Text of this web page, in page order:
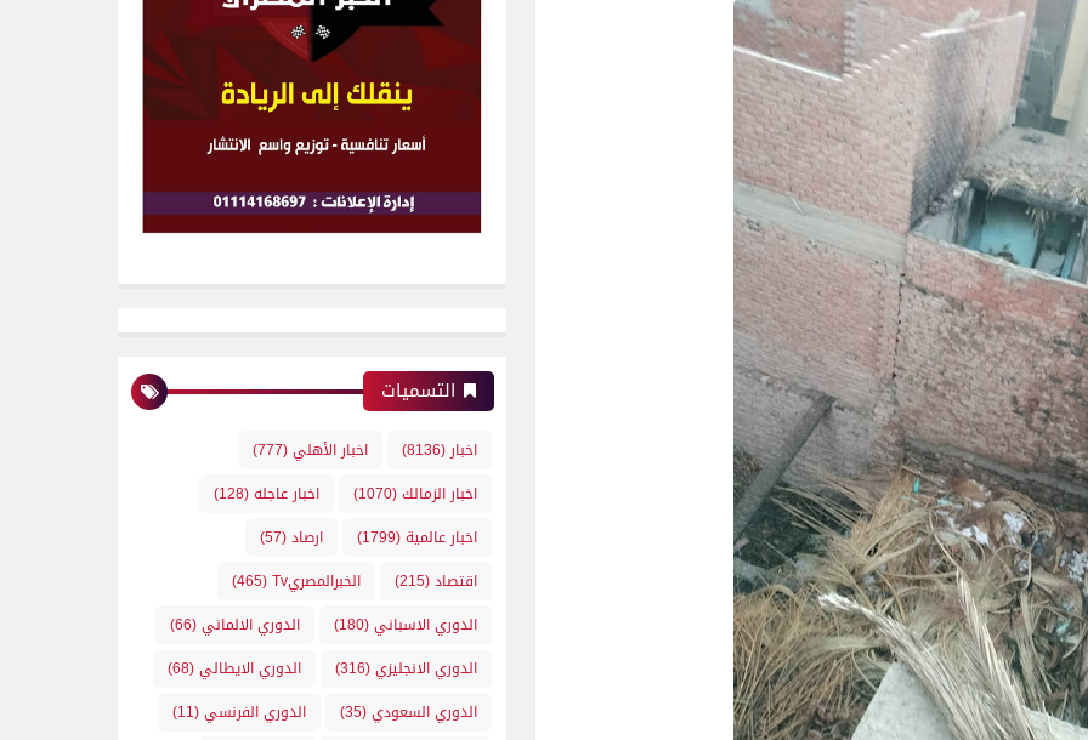
التسميات
اخبار (8136) اخبار الأهلي(777)
اخبار الزمالك(1070) اخبار عاجله(128)
اخبار عالمية(1799) ارصاد(57)
اقتصاد(215) الخبرالمصريTv
(465)
الدوري الاسباني(180) الدوري الالماني(66)
الدوري الانجليزي(316) الدوري الايطالي(68)
الدوري السعودي(35) الدوري الفرنسي(11)